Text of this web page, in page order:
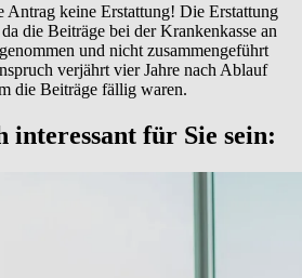
Antrag keine Erstattung! Die Erstattung
die Beiträge bei der Krankenkasse an
und nicht zusammengeführt
verjährt vier Jahre nach Ablauf
die Beiträge fällig waren.
interessant für Sie sein: